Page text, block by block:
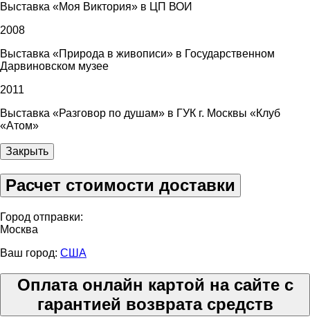
Выставка «Моя Виктория» в ЦП ВОИ
2008
Выставка «Природа в живописи» в Государственном
Дарвиновском музее
2011
Выставка «Разговор по душам» в ГУК г. Москвы «Клуб
«Атом»
Закрыть
Расчет стоимости доставки
Город отправки:
Москва
Ваш город: США
Оплата онлайн картой на сайте с
гарантией возврата средств